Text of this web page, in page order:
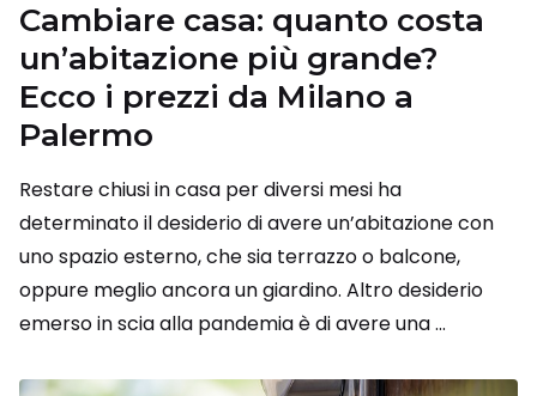
Cambiare casa: quanto costa
un’abitazione più grande?
Ecco i prezzi da Milano a
Palermo
Restare chiusi in casa per diversi mesi ha
determinato il desiderio di avere un’abitazione con
uno spazio esterno, che sia terrazzo o balcone,
oppure meglio ancora un giardino. Altro desiderio
emerso in scia alla pandemia è di avere una ...